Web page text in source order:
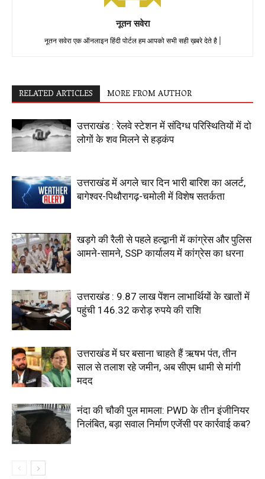
नूतन सवेरा
नूतन सवेरा एक ऑनलाइन हिंदी पोर्टल हम आपको सभी सही ख़बरे देते है |
RELATED ARTICLES MORE FROM AUTHOR
उत्तराखंड : रेलवे स्टेशन में संदिग्ध परिस्थितियों में दो
लोगों के शव मिलने से हड़कंप
उत्तराखंड में अगले चार दिन भारी बारिश का अलर्ट,
बागेश्वर-पिथौरागढ़-चमोली में विशेष सतर्कता
खड़गे की रैली से पहले हल्द्वानी में कांग्रेस और पुलिस
आमने-सामने, SSP कार्यालय में कांग्रेस का धरना
उत्तराखंड : 9.87 लाख पेंशन लाभार्थियों के खातों में
पहुंची 146.32 करोड़ रुपये की राशि
उत्तराखंड में घर बसाना चाहते हैं ऋषभ पंत, तीन
साल से तलाश रहे जमीन, अब सीएम धामी से मांगी
मदद
नंदा की चौकी पुल मामला: PWD के तीन इंजीनियर
निलंबित, बड़ा सवाल निर्माण एजेंसी पर कार्रवाई कब?